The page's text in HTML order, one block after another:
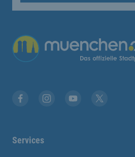
Übergreifende Links
Services